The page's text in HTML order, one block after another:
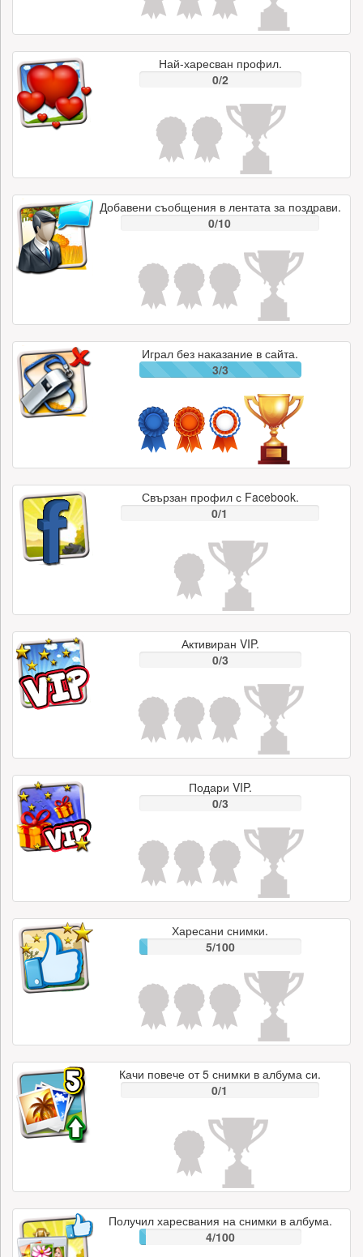
Най-харесван профил.
0/2
Добавени съобщения в лентата за поздрави.
0/10
Играл без наказание в сайта.
3/3
Свързан профил с Facebook.
0/1
Активиран VIP.
0/3
Подари VIP.
0/3
Харесани снимки.
5/100
Качи повече от 5 снимки в албума си.
0/1
Получил харесвания на снимки в албума.
4/100